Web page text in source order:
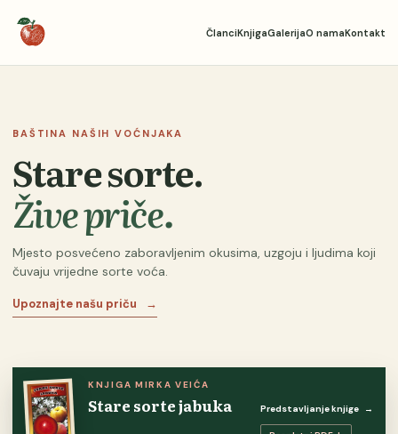
ČlanciKnjigaGalerijaO namaKontakt
BAŠTINA NAŠIH VOĆNJAKA
Stare sorte.
Žive priče.
Mjesto posvećeno zaboravljenim okusima, uzgoju i ljudima koji
čuvaju vrijedne sorte voća.
Upoznajte našu priču →
KNJIGA MIRKA VEIĆA
Stare sorte jabuka Predstavljanje knjige →